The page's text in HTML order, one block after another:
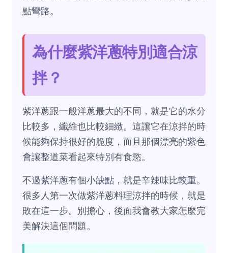
點彎路。
為什麼紫洋蔥特別適合涼
拌？
紫洋蔥跟一般洋蔥最大的不同，就是它的水分
比較多，纖維也比較細緻。這讓它在涼拌的時
候能夠保持很好的脆度，而且那個漂亮的紫色
會讓整道菜看起來特別有食慾。
不過紫洋蔥有個小缺點，就是辛辣味比較重。
很多人第一次做紫洋蔥料理涼拌的時候，就是
敗在這一步。別擔心，後面我會教大家怎麼完
美解決這個問題。